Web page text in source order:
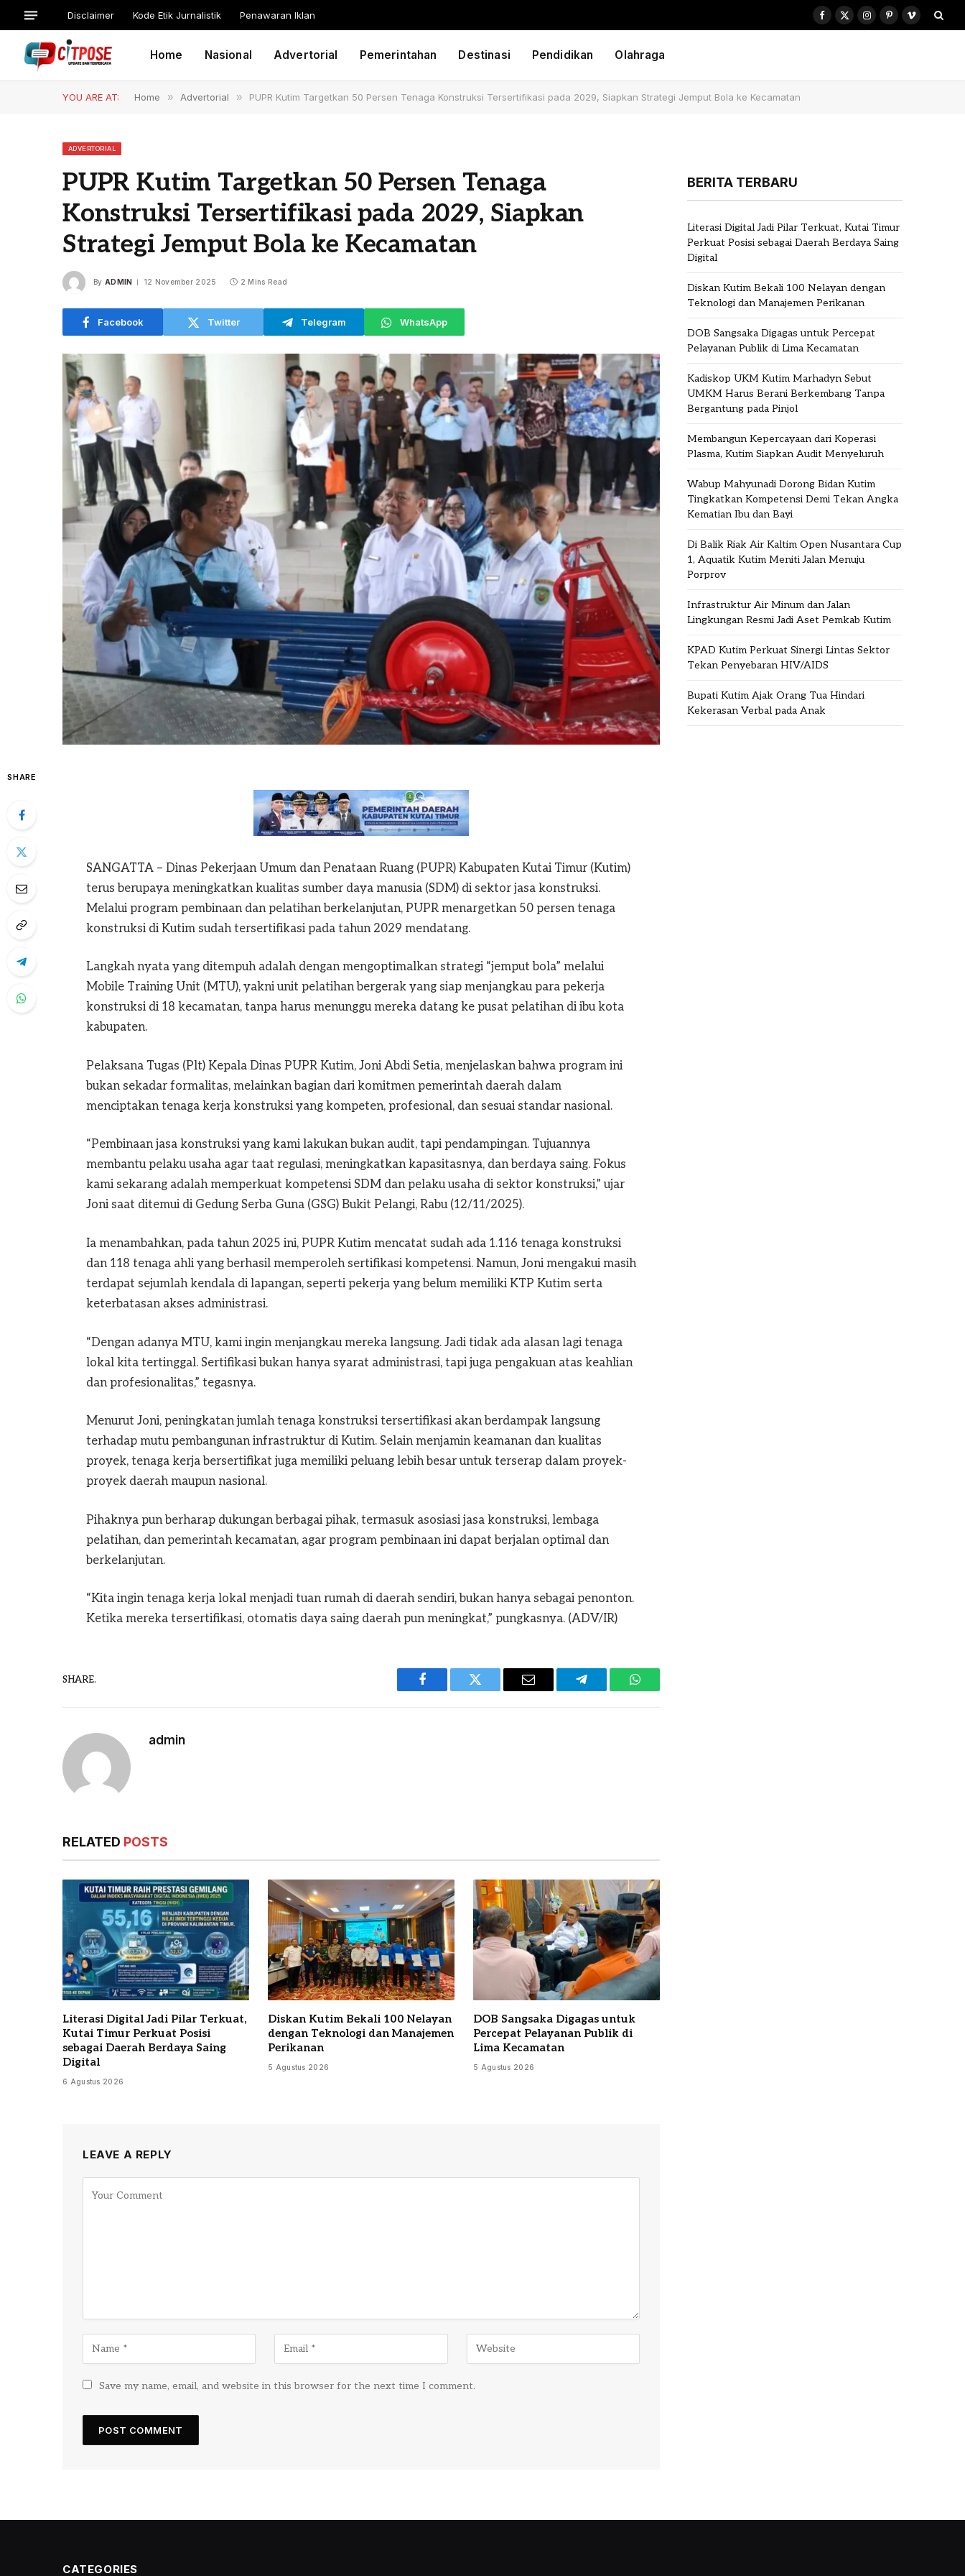
Disclaimer Kode Etik Jurnalistik Penawaran Iklan
Facebook
X
Instagram
PinterestVimeo
Home Nasional Advertorial Pemerintahan Destinasi Pendidikan Olahraga
YOU ARE AT: Home » Advertorial » PUPR Kutim Targetkan 50 Persen Tenaga Konstruksi Tersertifikasi pada 2029, Siapkan Strategi Jemput Bola ke Kecamatan
ADVERTORIAL
PUPR Kutim Targetkan 50 Persen Tenaga
Konstruksi Tersertifikasi pada 2029, Siapkan
Strategi Jemput Bola ke Kecamatan
By ADMIN 12 November 2025 2 Mins Read
Facebook Twitter Telegram WhatsApp
SHARE
SANGATTA – Dinas Pekerjaan Umum dan Penataan Ruang (PUPR) Kabupaten Kutai Timur (Kutim)
terus berupaya meningkatkan kualitas sumber daya manusia (SDM) di sektor jasa konstruksi.
Melalui program pembinaan dan pelatihan berkelanjutan, PUPR menargetkan 50 persen tenaga
konstruksi di Kutim sudah tersertifikasi pada tahun 2029 mendatang.
Langkah nyata yang ditempuh adalah dengan mengoptimalkan strategi “jemput bola” melalui
Mobile Training Unit (MTU), yakni unit pelatihan bergerak yang siap menjangkau para pekerja
konstruksi di 18 kecamatan, tanpa harus menunggu mereka datang ke pusat pelatihan di ibu kota
kabupaten.
Pelaksana Tugas (Plt) Kepala Dinas PUPR Kutim, Joni Abdi Setia, menjelaskan bahwa program ini
bukan sekadar formalitas, melainkan bagian dari komitmen pemerintah daerah dalam
menciptakan tenaga kerja konstruksi yang kompeten, profesional, dan sesuai standar nasional.
“Pembinaan jasa konstruksi yang kami lakukan bukan audit, tapi pendampingan. Tujuannya
membantu pelaku usaha agar taat regulasi, meningkatkan kapasitasnya, dan berdaya saing. Fokus
kami sekarang adalah memperkuat kompetensi SDM dan pelaku usaha di sektor konstruksi,” ujar
Joni saat ditemui di Gedung Serba Guna (GSG) Bukit Pelangi, Rabu (12/11/2025).
Ia menambahkan, pada tahun 2025 ini, PUPR Kutim mencatat sudah ada 1.116 tenaga konstruksi
dan 118 tenaga ahli yang berhasil memperoleh sertifikasi kompetensi. Namun, Joni mengakui masih
terdapat sejumlah kendala di lapangan, seperti pekerja yang belum memiliki KTP Kutim serta
keterbatasan akses administrasi.
“Dengan adanya MTU, kami ingin menjangkau mereka langsung. Jadi tidak ada alasan lagi tenaga
lokal kita tertinggal. Sertifikasi bukan hanya syarat administrasi, tapi juga pengakuan atas keahlian
dan profesionalitas,” tegasnya.
Menurut Joni, peningkatan jumlah tenaga konstruksi tersertifikasi akan berdampak langsung
terhadap mutu pembangunan infrastruktur di Kutim. Selain menjamin keamanan dan kualitas
proyek, tenaga kerja bersertifikat juga memiliki peluang lebih besar untuk terserap dalam proyek-
proyek daerah maupun nasional.
Pihaknya pun berharap dukungan berbagai pihak, termasuk asosiasi jasa konstruksi, lembaga
pelatihan, dan pemerintah kecamatan, agar program pembinaan ini dapat berjalan optimal dan
berkelanjutan.
“Kita ingin tenaga kerja lokal menjadi tuan rumah di daerah sendiri, bukan hanya sebagai penonton.
Ketika mereka tersertifikasi, otomatis daya saing daerah pun meningkat,” pungkasnya. (ADV/IR)
SHARE.
Facebook Twitter Email Telegram WhatsApp
admin
RELATED POSTS
Literasi Digital Jadi Pilar Terkuat,
Kutai Timur Perkuat Posisi
sebagai Daerah Berdaya Saing
Digital
6 Agustus 2026
Diskan Kutim Bekali 100 Nelayan
dengan Teknologi dan Manajemen
Perikanan
5 Agustus 2026
DOB Sangsaka Digagas untuk
Percepat Pelayanan Publik di
Lima Kecamatan
5 Agustus 2026
LEAVE A REPLY
Save my name, email, and website in this browser for the next time I comment.
BERITA TERBARU
Literasi Digital Jadi Pilar Terkuat, Kutai Timur
Perkuat Posisi sebagai Daerah Berdaya Saing
Digital
Diskan Kutim Bekali 100 Nelayan dengan
Teknologi dan Manajemen Perikanan
DOB Sangsaka Digagas untuk Percepat
Pelayanan Publik di Lima Kecamatan
Kadiskop UKM Kutim Marhadyn Sebut
UMKM Harus Berani Berkembang Tanpa
Bergantung pada Pinjol
Membangun Kepercayaan dari Koperasi
Plasma, Kutim Siapkan Audit Menyeluruh
Wabup Mahyunadi Dorong Bidan Kutim
Tingkatkan Kompetensi Demi Tekan Angka
Kematian Ibu dan Bayi
Di Balik Riak Air Kaltim Open Nusantara Cup
1, Aquatik Kutim Meniti Jalan Menuju
Porprov
Infrastruktur Air Minum dan Jalan
Lingkungan Resmi Jadi Aset Pemkab Kutim
KPAD Kutim Perkuat Sinergi Lintas Sektor
Tekan Penyebaran HIV/AIDS
Bupati Kutim Ajak Orang Tua Hindari
Kekerasan Verbal pada Anak
CATEGORIES